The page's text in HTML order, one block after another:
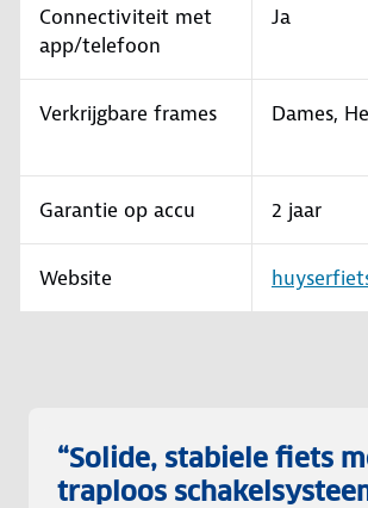
Connectiviteit met
app/telefoon
Ja
Verkrijgbare frames Dames,
Garantie op accu 2 jaar
Website
“Solide, stabiele fiets
traploos